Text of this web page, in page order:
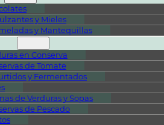
y Mieles
y Mantequillas
en Conserva
de Tomate
y Fermentados
de Verduras y Sopas
de Pescado